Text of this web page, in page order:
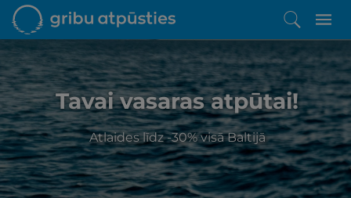
Tavai vasaras atpūtai!
Atlaides līdz -30% visā Baltijā